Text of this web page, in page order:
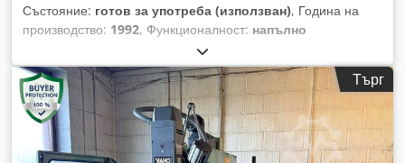
Състояние: готов за употреба (използван), Година на
производство: 1992, Функционалност: напълно
, разстояние на движение по ост X:
ход по оста Y:400 мм, ход по оста Z:420 мм, максимална
скорост на вретеното:4 000 об/мин
, модел на контролер:
Heidenhain 407
, Без минимална цена – гарантирана
продажба на най-високата предложена цена! ТЕХНИЧЕСКИ
ДАННИ Ход на оста X: 600 мм Ход на оста Y: 400 мм Ход на
Търг